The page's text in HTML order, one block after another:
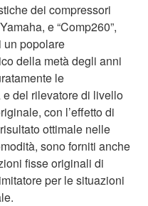
dei compressori
e “Comp260”,
un popolare
della metà degli anni
le
del rilevatore di livello
con l’effetto di
ottimale nelle
sono forniti anche
fisse originali di
per le situazioni